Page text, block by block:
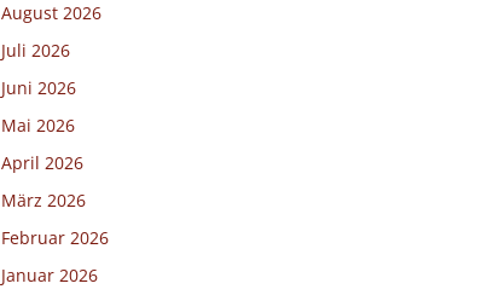
August 2026
Juli 2026
Juni 2026
Mai 2026
April 2026
März 2026
Februar 2026
Januar 2026